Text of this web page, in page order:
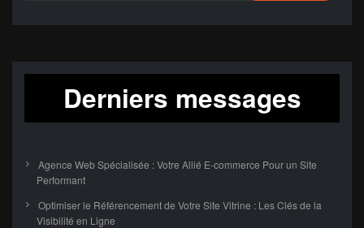
Derniers messages
Agence Web Spécialisée : Votre Allié E-commerce Pour un Site
Performant
Optimiser le Référencement de Votre Site Vitrine : Les Clés de la
Visibilité en Ligne